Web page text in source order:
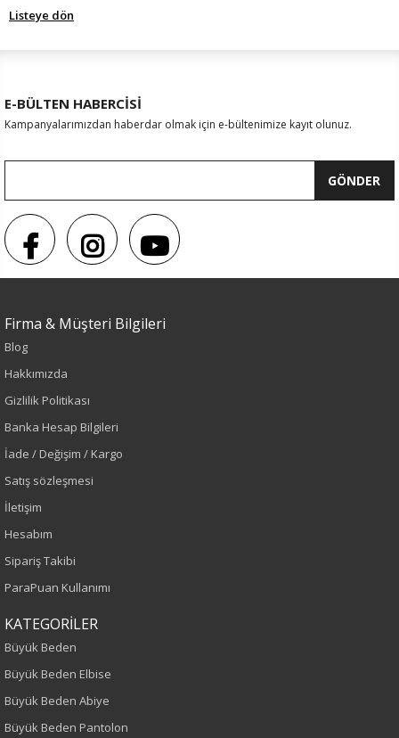
Listeye dön
E-BÜLTEN HABERCİSİ
Kampanyalarımızdan haberdar olmak için e-bültenimize kayıt olunuz.
GÖNDER
Firma & Müşteri Bilgileri
Blog
Hakkımızda
Gizlilik Politikası
Banka Hesap Bilgileri
İade / Değişim / Kargo
Satış sözleşmesi
İletişim
Hesabım
Sipariş Takibi
ParaPuan Kullanımı
KATEGORİLER
Büyük Beden
Büyük Beden Elbise
Büyük Beden Abiye
Büyük Beden Pantolon